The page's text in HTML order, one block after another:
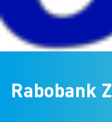
Rabobank